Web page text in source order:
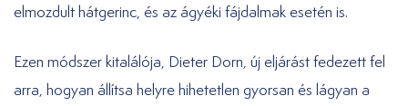
elmozdult hátgerinc, és az ágyéki fájdalmak esetén is.
Ezen módszer kitalálója, Dieter Dorn, új eljárást fedezett fel
arra, hogyan állítsa helyre hihetetlen gyorsan és lágyan a